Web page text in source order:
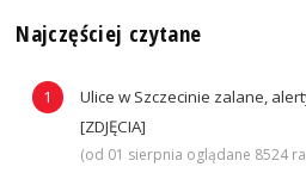
Najczęściej czytane
Ulice w Szczecinie zalane,
[ZDJĘCIA]
(od 01 sierpnia oglądane 8524